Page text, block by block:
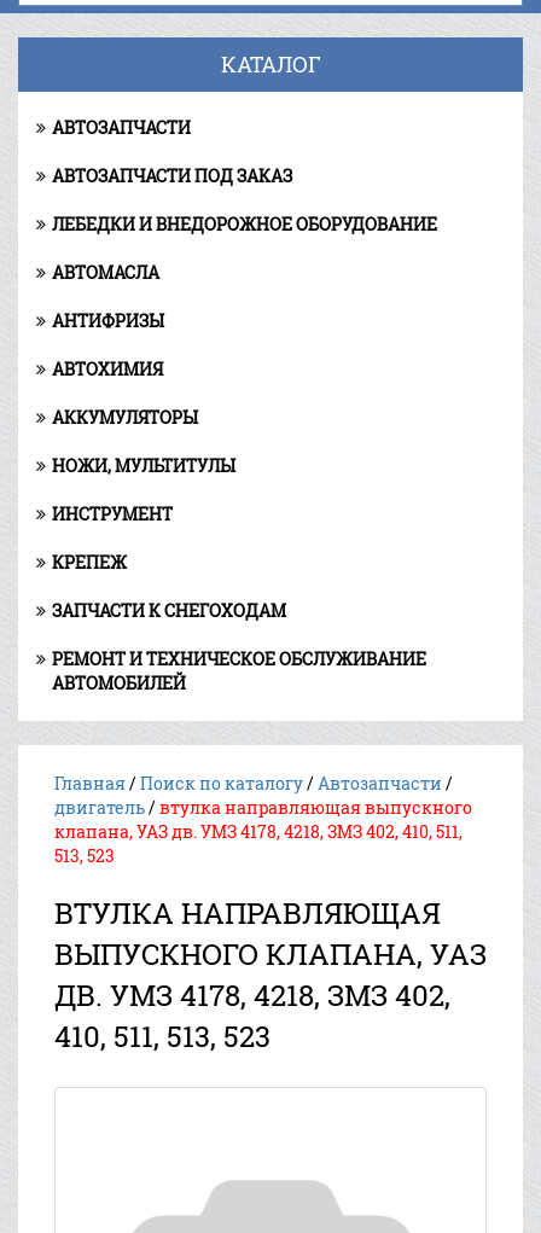
КАТАЛОГ
АВТОЗАПЧАСТИ
АВТОЗАПЧАСТИ ПОД ЗАКАЗ
ЛЕБЕДКИ И ВНЕДОРОЖНОЕ ОБОРУДОВАНИЕ
АВТОМАСЛА
АНТИФРИЗЫ
АВТОХИМИЯ
АККУМУЛЯТОРЫ
НОЖИ, МУЛЬТИТУЛЫ
ИНСТРУМЕНТ
КРЕПЕЖ
ЗАПЧАСТИ К СНЕГОХОДАМ
РЕМОНТ И ТЕХНИЧЕСКОЕ ОБСЛУЖИВАНИЕ
АВТОМОБИЛЕЙ
Главная/Поиск по каталогу/Автозапчасти /
двигатель/втулка направляющая выпускного
клапана, УАЗ дв. УМЗ 4178, 4218, ЗМЗ 402, 410, 511,
513, 523
ВТУЛКА НАПРАВЛЯЮЩАЯ
ВЫПУСКНОГО КЛАПАНА, УАЗ
ДВ. УМЗ 4178, 4218, ЗМЗ 402,
410, 511, 513, 523